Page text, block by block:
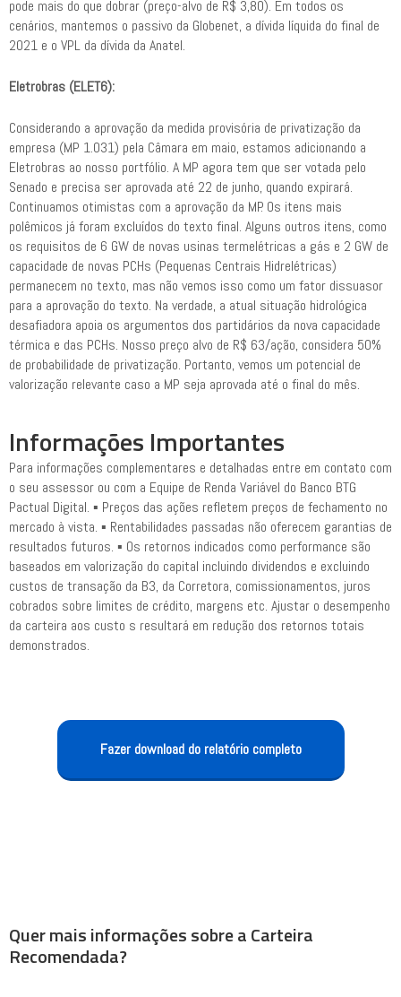
pode mais do que dobrar (preço-alvo de R$ 3,80). Em todos os
cenários, mantemos o passivo da Globenet, a dívida líquida do final de
2021 e o VPL da dívida da Anatel.
Eletrobras (ELET6):
Considerando a aprovação da medida provisória de privatização da
empresa (MP 1.031) pela Câmara em maio, estamos adicionando a
Eletrobras ao nosso portfólio. A MP agora tem que ser votada pelo
Senado e precisa ser aprovada até 22 de junho, quando expirará.
Continuamos otimistas com a aprovação da MP. Os itens mais
polêmicos já foram excluídos do texto final. Alguns outros itens, como
os requisitos de 6 GW de novas usinas termelétricas a gás e 2 GW de
capacidade de novas PCHs (Pequenas Centrais Hidrelétricas)
permanecem no texto, mas não vemos isso como um fator dissuasor
para a aprovação do texto. Na verdade, a atual situação hidrológica
desafiadora apoia os argumentos dos partidários da nova capacidade
térmica e das PCHs. Nosso preço alvo de R$ 63/ação, considera 50%
de probabilidade de privatização. Portanto, vemos um potencial de
valorização relevante caso a MP seja aprovada até o final do mês.
Informações Importantes
Para informações complementares e detalhadas entre em contato com
o seu assessor ou com a Equipe de Renda Variável do Banco BTG
Pactual Digital. ▪ Preços das ações refletem preços de fechamento no
mercado à vista. ▪ Rentabilidades passadas não oferecem garantias de
resultados futuros. ▪ Os retornos indicados como performance são
baseados em valorização do capital incluindo dividendos e excluindo
custos de transação da B3, da Corretora, comissionamentos, juros
cobrados sobre limites de crédito, margens etc. Ajustar o desempenho
da carteira aos custo s resultará em redução dos retornos totais
demonstrados.
Fazer download do relatório completo
Quer mais informações sobre a Carteira
Recomendada?